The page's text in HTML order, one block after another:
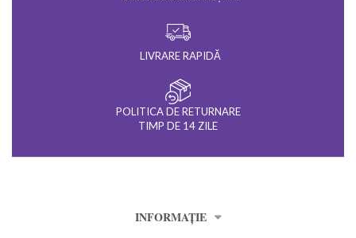
LIVRARE RAPIDĂ
POLITICA DE RETURNARE
TIMP DE 14 ZILE
INFORMAȚIE